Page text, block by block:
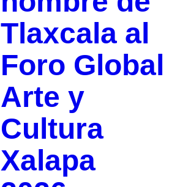
Tlaxcala al
Foro Global
Arte y
Cultura
Xalapa